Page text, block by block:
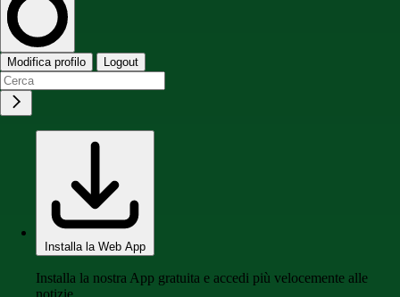
Modifica profilo Logout
Installa la Web App
Installa la nostra App gratuita e accedi più velocemente alle